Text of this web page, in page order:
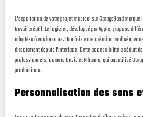
L'exportation de votre projet musical sur GarageBand
travail créatif. Le logiciel, développé par Apple, propose
adaptées à vos besoins. Une fois votre création finalisée,
directement depuis l'interface. Cette accessibilité a séduit
professionnels, comme Oasis et Rihanna, qui ont utilisé
productions.
Personnalisation des sons